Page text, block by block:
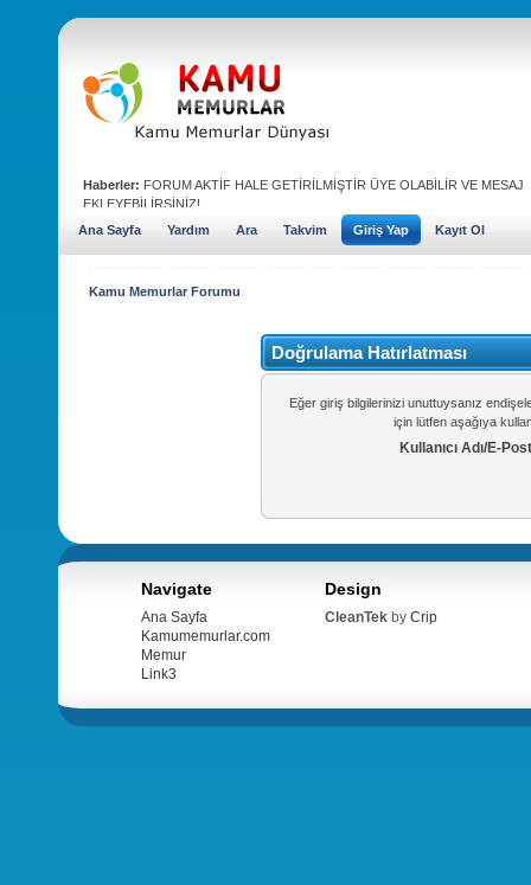
Haberler: FORUM AKTİF HALE GETİRİLMİŞTİR ÜYE OLABİLİR VE MESAJ
EKLEYEBİLİRSİNİZ!
Ana Sayfa
Yardım Ara Takvim Giriş Yap Kayıt Ol
Kamu Memurlar Forumu
Doğrulama Hatırlatması
Eğer giriş bilgilerinizi unuttuysanız
için lütfen aşağıya
Kullanıcı Adı/E-
Navigate
Ana Sayfa
Kamumemurlar.com
Memur
Link3
Design
CleanTek by Crip